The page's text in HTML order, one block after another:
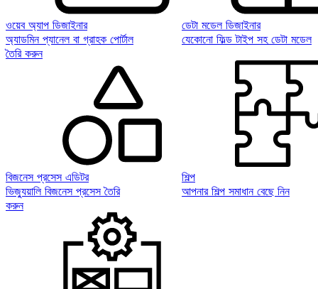
ওয়েব অ্যাপ ডিজাইনার
অ্যাডমিন প্যানেল বা গ্রাহক পোর্টাল
তৈরি করুন
ডেটা মডেল ডিজাইনার
যেকোনো ফিল্ড টাইপ সহ ডেটা মডেল
বিজনেস প্রসেস এডিটর
ভিজ্যুয়ালি বিজনেস প্রসেস তৈরি
করুন
শিল্প
আপনার শিল্প সমাধান বেছে নিন